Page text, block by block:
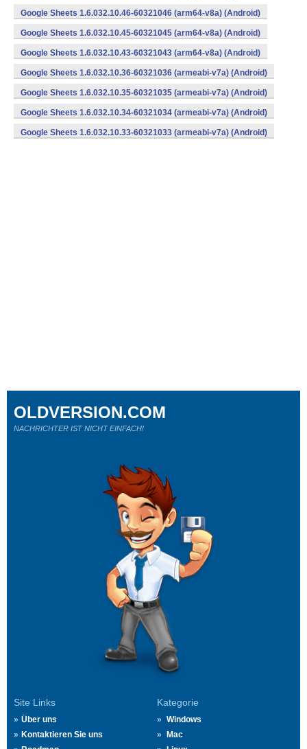
Google Sheets 1.6.032.10.46-60321046 (arm64-v8a) (Android)
Google Sheets 1.6.032.10.45-60321045 (arm64-v8a) (Android)
Google Sheets 1.6.032.10.43-60321043 (arm64-v8a) (Android)
Google Sheets 1.6.032.10.36-60321036 (armeabi-v7a) (Android)
Google Sheets 1.6.032.10.35-60321035 (armeabi-v7a) (Android)
Google Sheets 1.6.032.10.34-60321034 (armeabi-v7a) (Android)
Google Sheets 1.6.032.10.33-60321033 (armeabi-v7a) (Android)
Site Links
Über uns
Kontaktieren Sie uns
Kategorie
Windows
Mac
OLDVERSION.COM
NACHRICHTER IST NICHT EINFACH!